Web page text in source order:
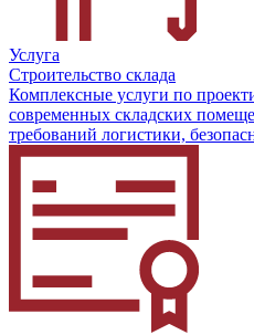
Услуга
Строительство склада
Комплексные услуги по
современных складских
требований логистики,